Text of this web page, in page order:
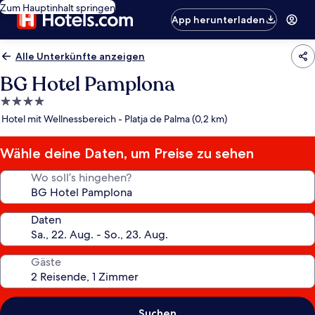
Zum Hauptinhalt springen
App herunterladen
Alle Unterkünfte anzeigen
BG Hotel Pamplona
4.0-
Sterne-
Hotel mit Wellnessbereich - Platja de Palma (0,2 km)
Wähle deine Daten, um Preise zu sehen
Wo soll’s hingehen?
Daten
Gäste